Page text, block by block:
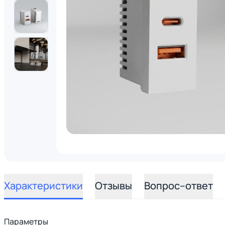
Характеристики Отзывы Вопрос–ответ
Параметры